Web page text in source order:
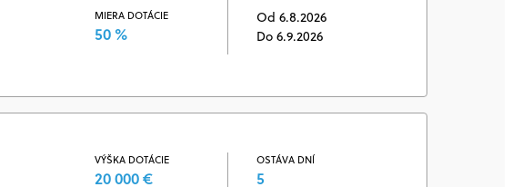
MIERA DOTÁCIE
50 %
Od 6.8.2026
Do 6.9.2026
VÝŠKA DOTÁCIE
20 000 €
OSTÁVA DNÍ
5